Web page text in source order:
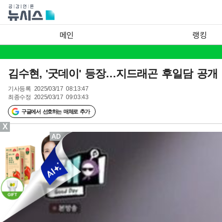
메인 랭킹
김수현, '굿데이' 등장…지드래곤 후일담 공개
기사등록 2025/03/17 08:13:47
최종수정 2025/03/17 09:03:43
구글에서 선호하는 매체로 추가
X